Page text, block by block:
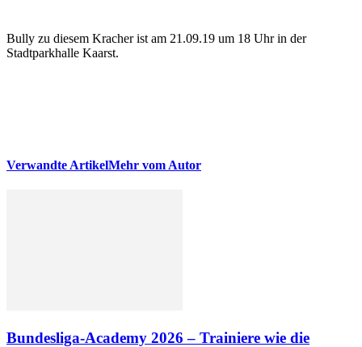
Bully zu diesem Kracher ist am 21.09.19 um 18 Uhr in der
Stadtparkhalle Kaarst.
Verwandte ArtikelMehr vom Autor
Bundesliga-Academy 2026 – Trainiere wie die